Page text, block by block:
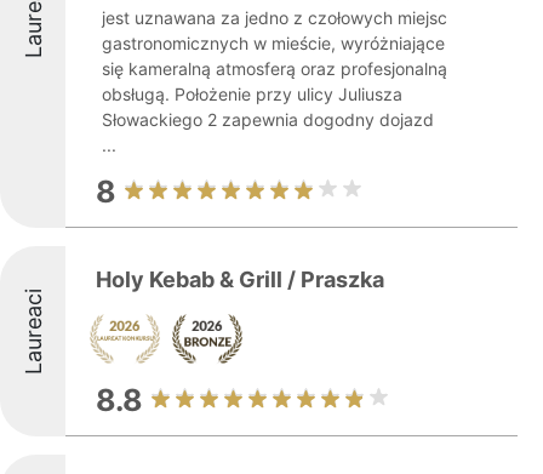
jest uznawana za jedno z czołowych miejsc
gastronomicznych w mieście, wyróżniające
się kameralną atmosferą oraz profesjonalną
obsługą. Położenie przy ulicy Juliusza
Słowackiego 2 zapewnia dogodny dojazd
...
8
Laureaci
Holy Kebab & Grill / Praszka
8.8